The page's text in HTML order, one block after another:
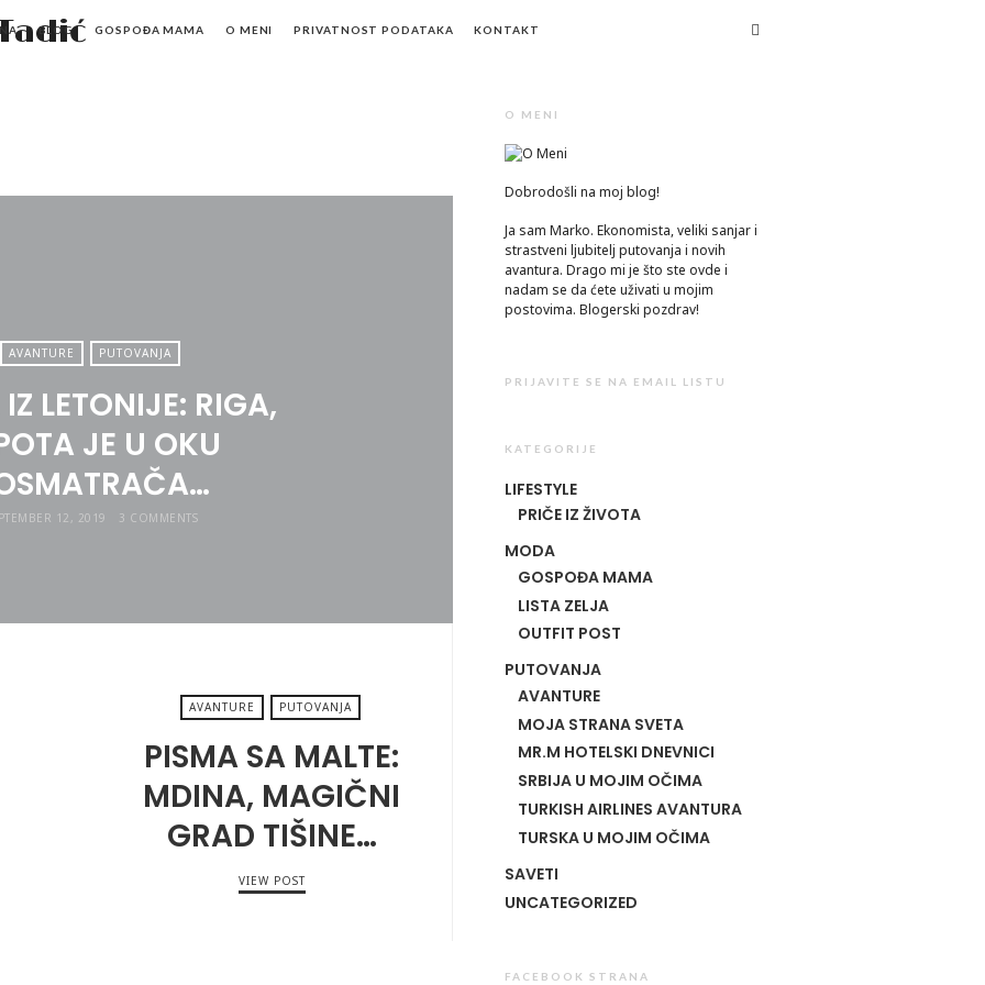
Mr.M
BLOG GOSPOĐA MAMA O MENI PRIVATNOST PODATAKA KONTAKT
AVANTURE PUTOVANJA
LETONIJE: RIGA,
JE U OKU
12, 2019 3 COMMENTS
AVANTURE PUTOVANJA
PISMA SA MALTE:
MDINA, MAGIČNI
GRAD TIŠINE…
VIEW POST
O MENI
Dobrodošli na moj blog!
Ja sam Marko. Ekonomista, veliki sanjar i
strastveni ljubitelj putovanja i novih
avantura. Drago mi je što ste ovde i
nadam se da ćete uživati u mojim
postovima. Blogerski pozdrav!
PRIJAVITE SE NA EMAIL LISTU
KATEGORIJE
LIFESTYLE
PRIČE IZ ŽIVOTA
MODA
GOSPOĐA MAMA
LISTA ZELJA
OUTFIT POST
PUTOVANJA
AVANTURE
MOJA STRANA SVETA
MR.M HOTELSKI DNEVNICI
SRBIJA U MOJIM OČIMA
TURKISH AIRLINES AVANTURA
TURSKA U MOJIM OČIMA
SAVETI
UNCATEGORIZED
FACEBOOK STRANA